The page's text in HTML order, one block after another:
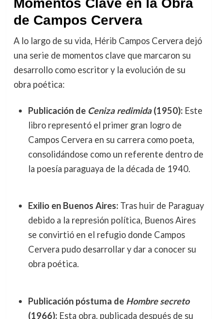
Momentos Clave en la Obra
de Campos Cervera
A lo largo de su vida, Hérib Campos Cervera dejó
una serie de momentos clave que marcaron su
desarrollo como escritor y la evolución de su
obra poética:
Publicación de Ceniza redimida(1950):Este
libro representó el primer gran logro de
Campos Cervera en su carrera como poeta,
consolidándose como un referente dentro de
la poesía paraguaya de la década de 1940.
Exilio en Buenos Aires:Tras huir de Paraguay
debido a la represión política, Buenos Aires
se convirtió en el refugio donde Campos
Cervera pudo desarrollar y dar a conocer su
obra poética.
Publicación póstuma de Hombre secreto
(1966):Esta obra, publicada después de su